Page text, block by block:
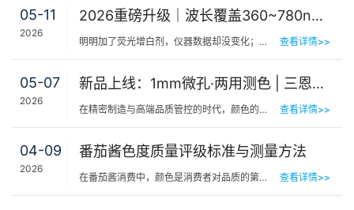
05-11
2026
2026重磅升级｜波长覆盖360~780nm，三恩时便携式分光测色仪全光谱了！
明明加了荧光增白剂，仪器数据却没变化；两个零件在室内颜色一样，一到阳光下就“原形毕露”&hel… 查看详情>>
05-07
2026
新品上线：1mm微孔·两用测色 | 三恩时PS401/PS301分光测色仪！
在精密制造与高端品质管控的时代，颜色的微小偏差往往决定着产品的最终命运。对于极小物件、曲面弧面、精密… 查看详情>>
04-09
2026
番茄酱色度质量评级标准与测量方法
在番茄酱消费中，颜色是消费者对品质的第一感知，其一致性与达标性直接影响品牌信任度和产品竞争力。很多人… 查看详情>>